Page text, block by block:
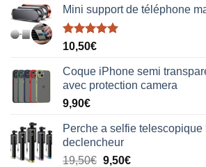
Mini support de téléphone
Note5.00
10,50€
Coque iPhone semi
avec protection camera
9,90€
Perche a selfie
declencheur
19,50€ 9,50€